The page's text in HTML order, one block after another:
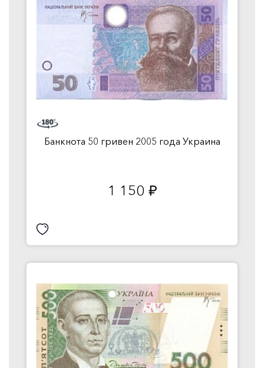
Банкнота 50 гривен 2005 года Украина
1 150 руб.